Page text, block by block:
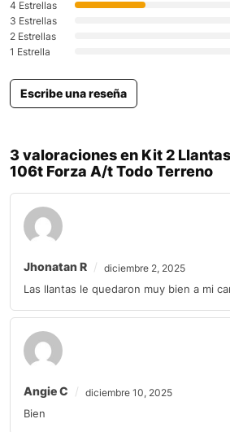
4 Estrellas
3 Estrellas
2 Estrellas
1 Estrella
Escribe una reseña
3 valoraciones en Kit 2
106t Forza A/t Todo Terreno
Jhonatan R diciembre 2, 2025
Las llantas le quedaron muy bien a mi
Angie C diciembre 10, 2025
Bien